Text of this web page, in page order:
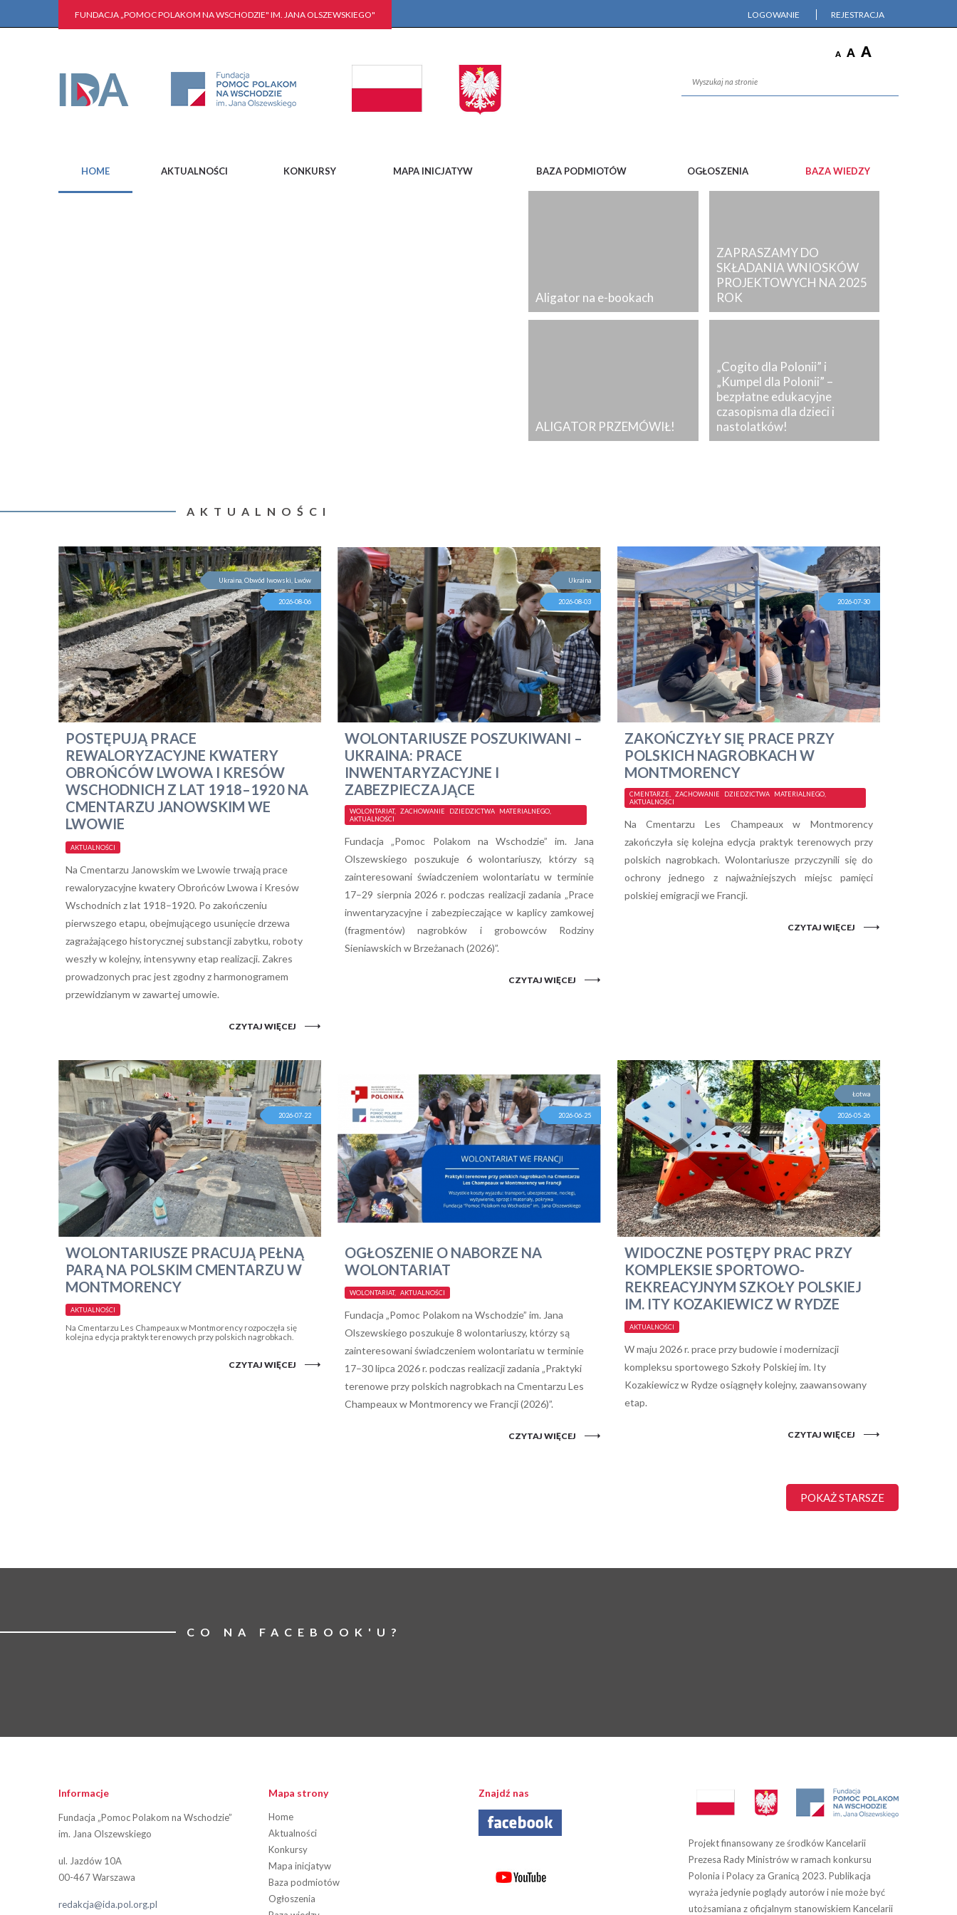
FUNDACJA „POMOC POLAKOM NA WSCHODZIE" IM. JANA OLSZEWSKIEGO" LOGOWANIE REJESTRACJA
HOME AKTUALNOŚCI KONKURSY MAPA INICJATYW BAZA PODMIOTÓW OGŁOSZENIA BAZA WIEDZY
Aligator na e-bookach
ZAPRASZAMY DO
SKŁADANIA WNIOSKÓW
PROJEKTOWYCH NA 2025
ROK
ALIGATOR PRZEMÓWIŁ!
„Cogito dla Polonii” i
„Kumpel dla Polonii” –
bezpłatne edukacyjne
czasopisma dla dzieci i
nastolatków!
AKTUALNOŚCI
Ukraina, Obwód lwowski, Lwów
2026-08-06
POSTĘPUJĄ PRACE
REWALORYZACYJNE KWATERY
OBROŃCÓW LWOWA I KRESÓW
WSCHODNICH Z LAT 1918–1920 NA
CMENTARZU JANOWSKIM WE
LWOWIE
AKTUALNOŚCI
Na Cmentarzu Janowskim we Lwowie trwają prace
rewaloryzacyjne kwatery Obrońców Lwowa i Kresów
Wschodnich z lat 1918–1920. Po zakończeniu
pierwszego etapu, obejmującego usunięcie drzewa
zagrażającego historycznej substancji zabytku, roboty
weszły w kolejny, intensywny etap realizacji. Zakres
prowadzonych prac jest zgodny z harmonogramem
przewidzianym w zawartej umowie.
CZYTAJ WIĘCEJ
Ukraina
2026-08-03
WOLONTARIUSZE POSZUKIWANI –
UKRAINA: PRACE
INWENTARYZACYJNE I
ZABEZPIECZAJĄCE
WOLONTARIAT, ZACHOWANIE DZIEDZICTWA MATERIALNEGO,
AKTUALNOŚCI
Fundacja „Pomoc Polakom na Wschodzie” im. Jana
Olszewskiego poszukuje 6 wolontariuszy, którzy są
zainteresowani świadczeniem wolontariatu w terminie
17–29 sierpnia 2026 r. podczas realizacji zadania „Prace
inwentaryzacyjne i zabezpieczające w kaplicy zamkowej
(fragmentów) nagrobków i grobowców Rodziny
Sieniawskich w Brzeżanach (2026)”.
CZYTAJ WIĘCEJ
2026-07-30
ZAKOŃCZYŁY SIĘ PRACE PRZY
POLSKICH NAGROBKACH W
MONTMORENCY
CMENTARZE, ZACHOWANIE DZIEDZICTWA MATERIALNEGO,
AKTUALNOŚCI
Na Cmentarzu Les Champeaux w Montmorency
zakończyła się kolejna edycja praktyk terenowych przy
polskich nagrobkach. Wolontariusze przyczynili się do
ochrony jednego z najważniejszych miejsc pamięci
polskiej emigracji we Francji.
CZYTAJ WIĘCEJ
2026-07-22
WOLONTARIUSZE PRACUJĄ PEŁNĄ
PARĄ NA POLSKIM CMENTARZU W
MONTMORENCY
AKTUALNOŚCI
Na Cmentarzu Les Champeaux w Montmorency rozpoczęła się
kolejna edycja praktyk terenowych przy polskich nagrobkach.
CZYTAJ WIĘCEJ
2026-06-25
OGŁOSZENIE O NABORZE NA
WOLONTARIAT
WOLONTARIAT, AKTUALNOŚCI
Fundacja „Pomoc Polakom na Wschodzie” im. Jana
Olszewskiego poszukuje 8 wolontariuszy, którzy są
zainteresowani świadczeniem wolontariatu w terminie
17–30 lipca 2026 r. podczas realizacji zadania „Praktyki
terenowe przy polskich nagrobkach na Cmentarzu Les
Champeaux w Montmorency we Francji (2026)”.
CZYTAJ WIĘCEJ
Łotwa
2026-05-26
WIDOCZNE POSTĘPY PRAC PRZY
KOMPLEKSIE SPORTOWO-
REKREACYJNYM SZKOŁY POLSKIEJ
IM. ITY KOZAKIEWICZ W RYDZE
AKTUALNOŚCI
W maju 2026 r. prace przy budowie i modernizacji
kompleksu sportowego Szkoły Polskiej im. Ity
Kozakiewicz w Rydze osiągnęły kolejny, zaawansowany
etap.
CZYTAJ WIĘCEJ
POKAŻ STARSZE
CO NA FACEBOOK'U?
Informacje
Fundacja „Pomoc Polakom na Wschodzie”
im. Jana Olszewskiego
ul. Jazdów 10A
00-467 Warszawa
redakcja@ida.pol.org.pl
Mapa strony
Home
Aktualności
Konkursy
Mapa inicjatyw
Baza podmiotów
Ogłoszenia
Znajdź nas
Projekt finansowany ze środków Kancelarii
Prezesa Rady Ministrów w ramach konkursu
Polonia i Polacy za Granicą 2023. Publikacja
wyraża jedynie poglądy autorów i nie może być
utożsamiana z oficjalnym stanowiskiem Kancelarii